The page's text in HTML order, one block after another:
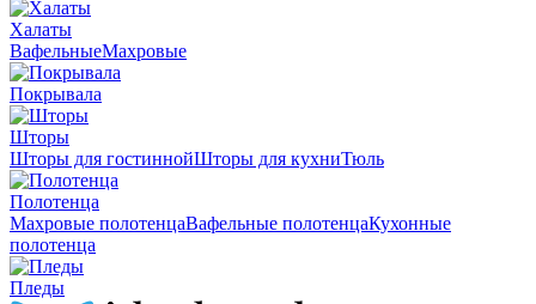
Халаты
ВафельныеМахровые
Покрывала
Шторы
Шторы для гостиннойШторы для кухниТюль
Полотенца
Махровые полотенцаВафельные полотенцаКухонные
полотенца
Пледы